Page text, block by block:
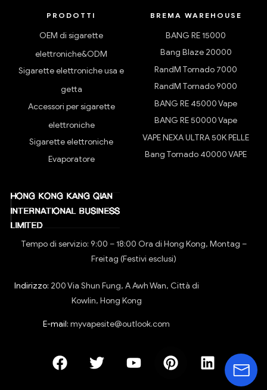
PRODOTTI
OEM di sigarette
elettroniche&ODM
Sigarette elettroniche usa e
getta
Accessori per sigarette
elettroniche
Sigarette elettroniche
Evaporatore
BREMA WAREHOUSE
BANG RE 15000
Bang Blaze 20000
RandM Tornado 7000
RandM Tornado 9000
BANG RE 45000 Vape
BANG RE 50000 Vape
VAPE NEXA ULTRA 50K PELLE
Bang Tornado 40000 VAPE
Tempo di servizio: 9:00 – 18:00 Ora di Hong Kong, Montag –
Freitag (Festivi esclusi)
Indirizzo: 200 Via Shun Fung, A Awh Wan, Città di
Kowlin, Hong Kong
E-mail: myvapesite@outlook.com